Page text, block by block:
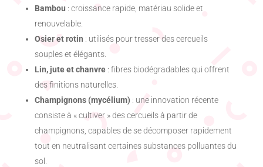
Bambou : croissance rapide, matériau solide et
renouvelable.
Osier et rotin : utilisés pour tresser des cercueils
souples et élégants.
Lin, jute et chanvre: fibres biodégradables qui offrent
des finitions naturelles.
Champignons (mycélium) : une innovation récente
consiste à « cultiver » des cercueils à partir de
champignons, capables de se décomposer rapidement
tout en neutralisant certaines substances polluantes du
sol.